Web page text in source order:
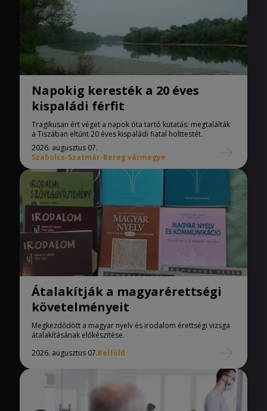
Napokig keresték a 20 éves
kispaládi férfit
Tragikusan ért véget a napok óta tartó kutatás: megtalálták
a Tiszában eltűnt 20 éves kispaládi fiatal holttestét.
2026. augusztus 07.
Szabolcs-Szatmár-Bereg vármegye
Átalakítják a magyarérettségi
követelményeit
Megkezdődött a magyar nyelv és irodalom érettségi vizsga
átalakításának előkészítése.
2026. augusztus 07.Belföld